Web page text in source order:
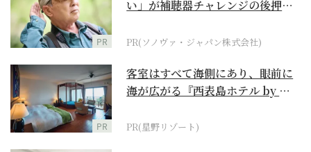
PR
い」が補聴器チャレンジの後押し
PR(ソノヴァ・ジャパン株式会社)
PR
客室はすべて海側にあり、眼前に
海が広がる『西表島ホテル by 星
PR(星野リゾート)